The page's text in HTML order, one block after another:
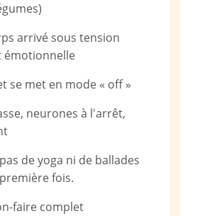
arrivé sous tension
émotionnelle
se met en mode « off »
neurones à l'arrêt,
de yoga ni de ballades
fois.
faire complet